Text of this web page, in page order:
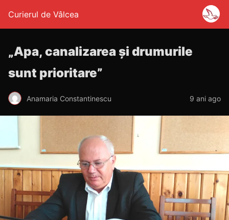
Curierul de Vâlcea
„Apa, canalizarea și drumurile
sunt prioritare”
Anamaria Constantinescu 9 ani ago